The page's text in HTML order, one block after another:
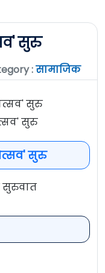
सुरु
:सामाजिक
सुरु
सुरु
सुरुवात